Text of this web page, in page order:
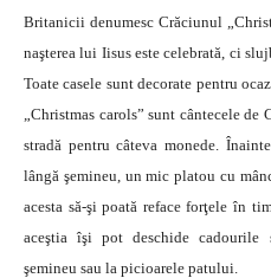
Britanicii denumesc Crăciunul
naşterea lui Iisus este celebrată, ci
Toate casele sunt decorate pentru
„Christmas carols” sunt cântecele
stradă pentru câteva monede.
lângă şemineu, un mic platou cu
acesta să-şi poată reface forţele în
aceştia îşi pot deschide cadourile
şemineu sau la picioarele patului.